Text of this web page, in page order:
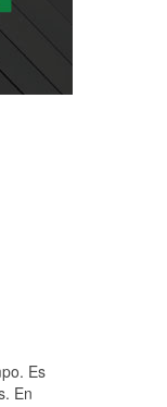
price online and
Es
En